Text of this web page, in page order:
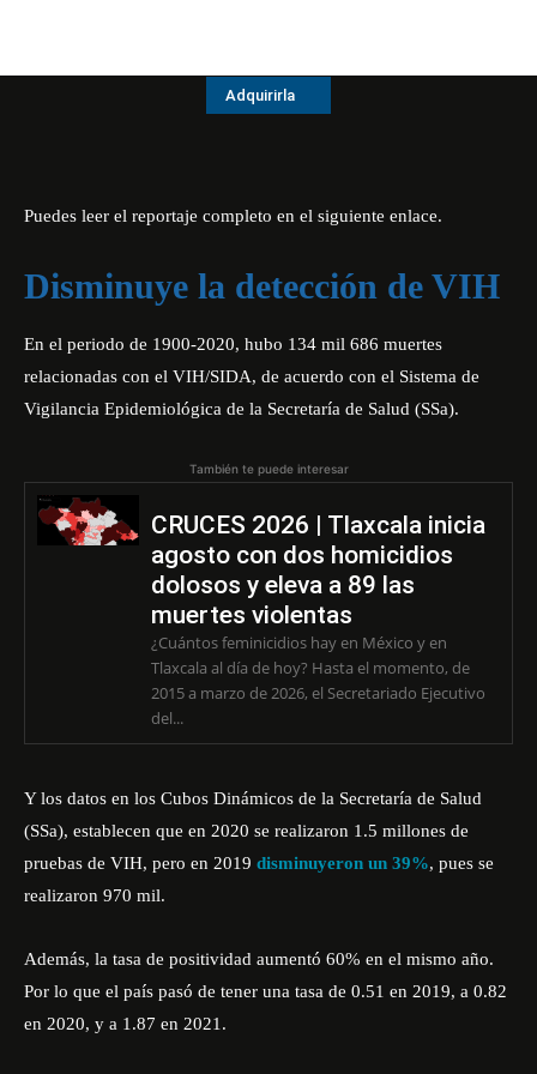
Adquirirla
Puedes leer el reportaje completo en el siguiente enlace.
Disminuye la detección de VIH
En el periodo de 1900-2020, hubo 134 mil 686 muertes
relacionadas con el VIH/SIDA, de acuerdo con el Sistema de
Vigilancia Epidemiológica de la Secretaría de Salud (SSa).
También te puede interesar
CRUCES 2026 | Tlaxcala inicia
agosto con dos homicidios
dolosos y eleva a 89 las
muertes violentas
¿Cuántos feminicidios hay en México y en
Tlaxcala al día de hoy? Hasta el momento, de
2015 a marzo de 2026, el Secretariado Ejecutivo
del...
Y los datos en los Cubos Dinámicos de la Secretaría de Salud
(SSa), establecen que en 2020 se realizaron 1.5 millones de
pruebas de VIH, pero en 2019 disminuyeron un 39%, pues se
realizaron 970 mil.
Además, la tasa de positividad aumentó 60% en el mismo año.
Por lo que el país pasó de tener una tasa de 0.51 en 2019, a 0.82
en 2020, y a 1.87 en 2021.